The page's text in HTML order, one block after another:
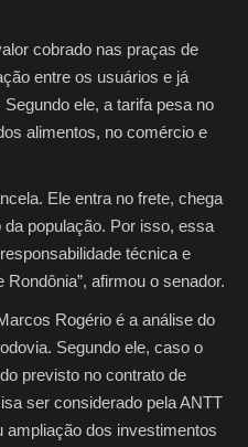
cobrado nas praças de
entre os usuários e já
ele, a tarifa pesa no
alimentos, no comércio e
Ele entra no frete, chega
população. Por isso, essa
técnica e
afirmou o senador.
Rogério é a análise do
Segundo ele, caso o
previsto no contrato de
ser considerado pela ANTT
ampliação dos investimentos